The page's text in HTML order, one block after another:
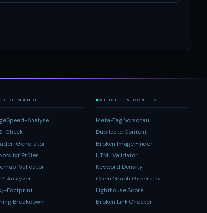
Analyse
Check
Generator
Prüfer
Validator
Analyzer
Footprint
Breakdown
WEBSITE & CONTENT
Meta-Tag Vorschau
Duplicate Content
Broken Image Finder
HTML Validator
Keyword Density
Open Graph Generator
Lighthouse Score
Broken Link Checker